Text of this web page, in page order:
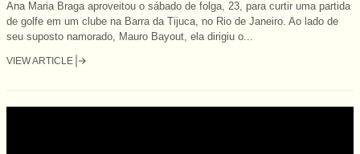
Ana Maria Braga aproveitou o sábado de folga, 23, para curtir uma partida
de golfe em um clube na Barra da Tijuca, no Rio de Janeiro. Ao lado de
seu suposto namorado, Mauro Bayout, ela dirigiu o...
VIEW ARTICLE